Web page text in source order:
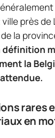
ville près de
la
définition
la
rares
en